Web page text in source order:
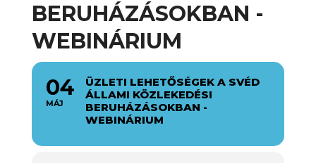
BERUHÁZÁSOKBAN -
WEBINÁRIUM
04
MÁJ
ÜZLETI LEHETŐSÉGEK A SVÉD
ÁLLAMI KÖZLEKEDÉSI
BERUHÁZÁSOKBAN -
WEBINÁRIUM